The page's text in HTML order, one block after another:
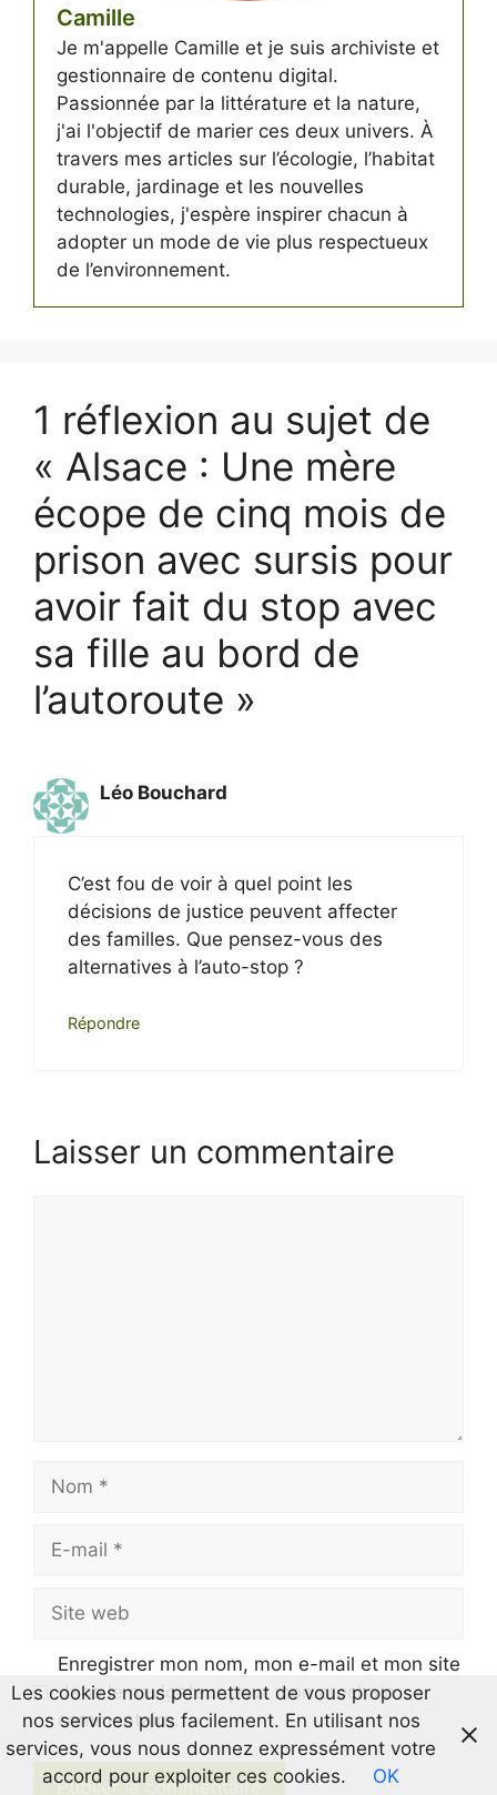
Camille
Je m'appelle Camille et je suis archiviste et
gestionnaire de contenu digital.
Passionnée par la littérature et la nature,
j'ai l'objectif de marier ces deux univers. À
travers mes articles sur l’écologie, l’habitat
durable, jardinage et les nouvelles
technologies, j'espère inspirer chacun à
adopter un mode de vie plus respectueux
de l’environnement.
1 réflexion au sujet de
« Alsace : Une mère
écope de cinq mois de
prison avec sursis pour
avoir fait du stop avec
sa fille au bord de
l’autoroute »
Léo Bouchard
C’est fou de voir à quel point les
décisions de justice peuvent affecter
des familles. Que pensez-vous des
alternatives à l’auto-stop ?
Répondre
Laisser un commentaire
mail
web
Enregistrer mon nom, mon e-mail et mon site
dans le navigateur pour mon prochain
commentaire.
Les cookies nous permettent de vous proposer
nos services plus facilement. En utilisant nos
services, vous nous donnez expressément votre
accord pour exploiter ces cookies.
OK